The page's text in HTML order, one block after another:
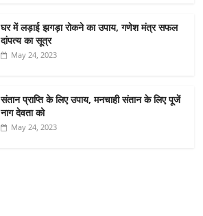
घर में लड़ाई झगड़ा रोकने का उपाय, गणेश मंत्र सफल
दांपत्य का सूत्र
May 24, 2023
संतान प्राप्ति के लिए उपाय, मनचाही संतान के लिए पूजें
नाग देवता को
May 24, 2023